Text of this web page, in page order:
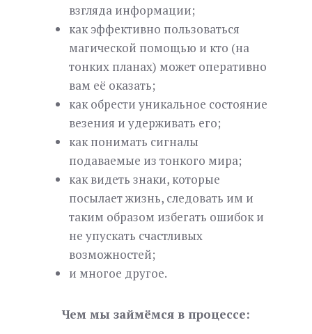
взгляда информации;
как эффективно пользоваться
магической помощью и кто (на
тонких планах) может оперативно
вам её оказать;
как обрести уникальное состояние
везения и удерживать его;
как понимать сигналы
подаваемые из тонкого мира;
как видеть знаки, которые
посылает жизнь, следовать им и
таким образом избегать ошибок и
не упускать счастливых
возможностей;
и многое другое.
Чем мы займёмся в процессе: